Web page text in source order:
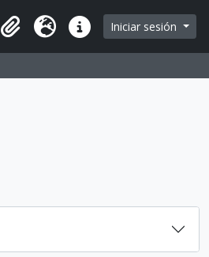
Portapapeles
Idioma Enlaces rápidos
Iniciar sesión